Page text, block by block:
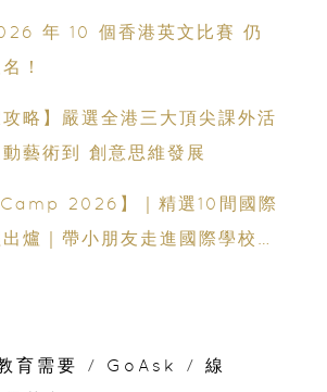
年 10 個香港英文比賽 仍
！
略】嚴選全港三大頂尖課外活
藝術到 創意思維發展
2026】｜精選10間國際
爐｜帶小朋友走進國際學校上
育需要 / GoAsk /
線